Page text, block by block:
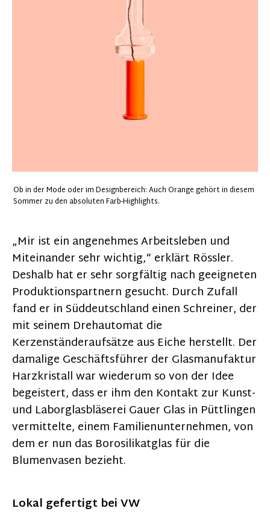
Ob in der Mode oder im Designbereich: Auch Orange gehört in diesem
Sommer zu den absoluten Farb-Highlights.
„Mir ist ein angenehmes Arbeitsleben und
Miteinander sehr wichtig,“ erklärt Rössler.
Deshalb hat er sehr sorgfältig nach geeigneten
Produktionspartnern gesucht. Durch Zufall
fand er in Süddeutschland einen Schreiner, der
mit seinem Drehautomat die
Kerzenständeraufsätze aus Eiche herstellt. Der
damalige Geschäftsführer der Glasmanufaktur
Harzkristall war wiederum so von der Idee
begeistert, dass er ihm den Kontakt zur Kunst-
und Laborglasbläserei Gauer Glas in Püttlingen
vermittelte, einem Familienunternehmen, von
dem er nun das Borosilikatglas für die
Blumenvasen bezieht.
Lokal gefertigt bei VW